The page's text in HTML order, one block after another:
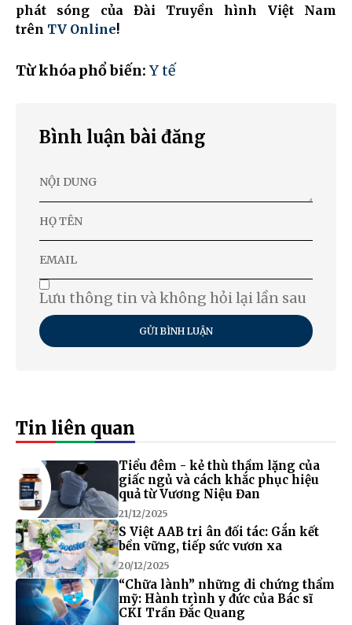
phát sóng của Đài Truyền hình Việt Nam
trên TV Online!
Từ khóa phổ biến: Y tế
Bình luận bài đăng
Lưu thông tin và không hỏi lại lần sau
GỬI BÌNH LUẬN
Tin liên quan
Tiểu đêm - kẻ thù thầm lặng của
giấc ngủ và cách khắc phục hiệu
quả từ Vương Niệu Đan
21/12/2025
S Việt AAB tri ân đối tác: Gắn kết
bền vững, tiếp sức vươn xa
20/12/2025
“Chữa lành” những di chứng thẩm
mỹ: Hành trình y đức của Bác sĩ
CKI Trần Đắc Quang